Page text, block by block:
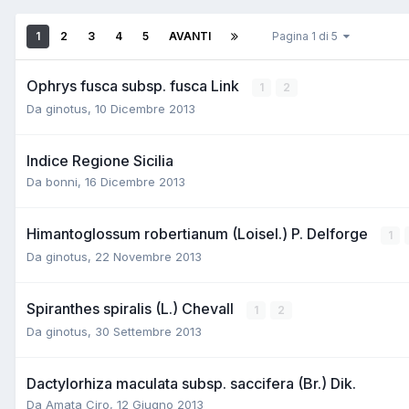
1 2 3 4 5 AVANTI Pagina 1 di 5
Ophrys fusca subsp. fusca Link 1 2
Da ginotus, 10 Dicembre 2013
Indice Regione Sicilia
Da bonni, 16 Dicembre 2013
Himantoglossum robertianum (Loisel.) P. Delforge 1
Da ginotus, 22 Novembre 2013
Spiranthes spiralis (L.) Chevall 1 2
Da ginotus, 30 Settembre 2013
Dactylorhiza maculata subsp. saccifera (Br.) Dik.
Da Amata Ciro, 12 Giugno 2013